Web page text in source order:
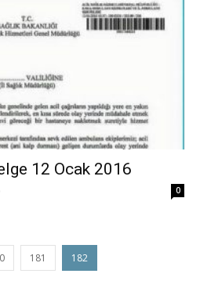
12 Ocak 2016
0
181 182